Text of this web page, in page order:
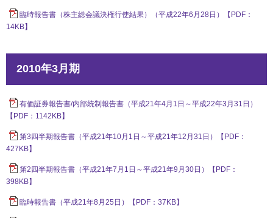
臨時報告書（株主総会議決権行使結果）（平成22年6月28日）【PDF：
14KB】
2010年3月期
有価証券報告書/内部統制報告書（平成21年4月1日～平成22年3月31日）
【PDF：1142KB】
第3四半期報告書（平成21年10月1日～平成21年12月31日）【PDF：
427KB】
第2四半期報告書（平成21年7月1日～平成21年9月30日）【PDF：
398KB】
臨時報告書（平成21年8月25日）【PDF：37KB】